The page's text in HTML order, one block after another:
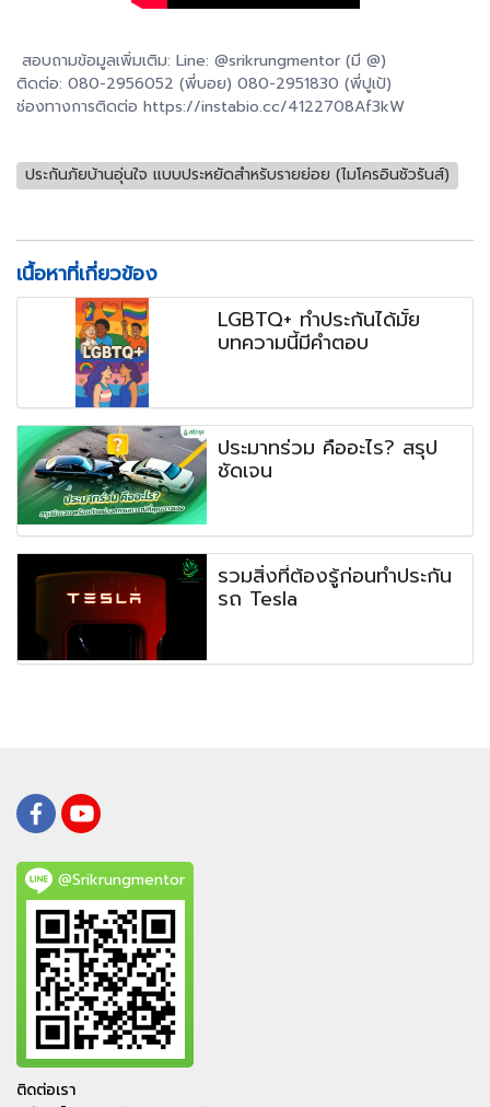
สอบถามข้อมูลเพิ่มเติม: Line: @srikrungmentor (มี @)
ติดต่อ: 080-2956052 (พี่บอย) 080-2951830 (พี่ปูเป้)
ช่องทางการติดต่อ https://instabio.cc/4122708Af3kW
ประกันภัยบ้านอุ่นใจ แบบประหยัดสำหรับรายย่อย (ไมโครอินชัวรันส์)
เนื้อหาที่เกี่ยวข้อง
LGBTQ+ ทำประกันได้มั้ย
บทความนี้มีคำตอบ
ประมาทร่วม คืออะไร? สรุป
ชัดเจน
รวมสิ่งที่ต้องรู้ก่อนทำประกัน
รถ Tesla
@Srikrungmentor
ติดต่อเรา